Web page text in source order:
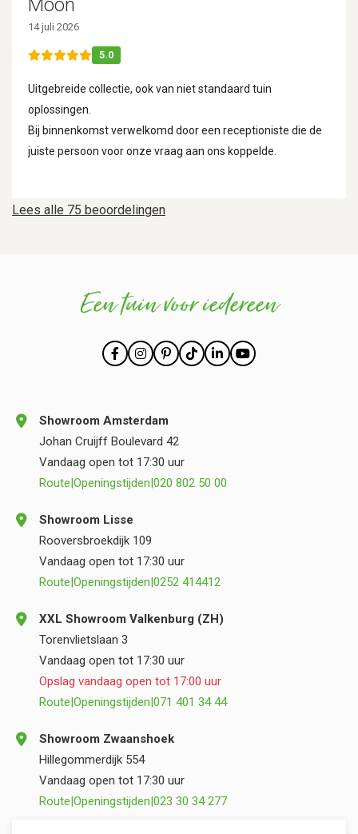
Lees alle 75 beoordelingen
Moon
14 juli 2026
5.0
Uitgebreide collectie, ook van niet standaard tuin
oplossingen.
Bij binnenkomst verwelkomd door een receptioniste die de
juiste persoon voor onze vraag aan ons koppelde.
Een tuin voor iedereen
Showroom Amsterdam
Johan Cruijff Boulevard 42
Vandaag open tot 17:30 uur
Route|Openingstijden|020 802 50 00
Showroom Lisse
Rooversbroekdijk 109
Vandaag open tot 17:30 uur
Route|Openingstijden|0252 414412
XXL Showroom Valkenburg (ZH)
Torenvlietslaan 3
Vandaag open tot 17:30 uur
Opslag vandaag open tot 17:00 uur
Route|Openingstijden|071 401 34 44
Showroom Zwaanshoek
Hillegommerdijk 554
Vandaag open tot 17:30 uur
Route|Openingstijden|023 30 34 277